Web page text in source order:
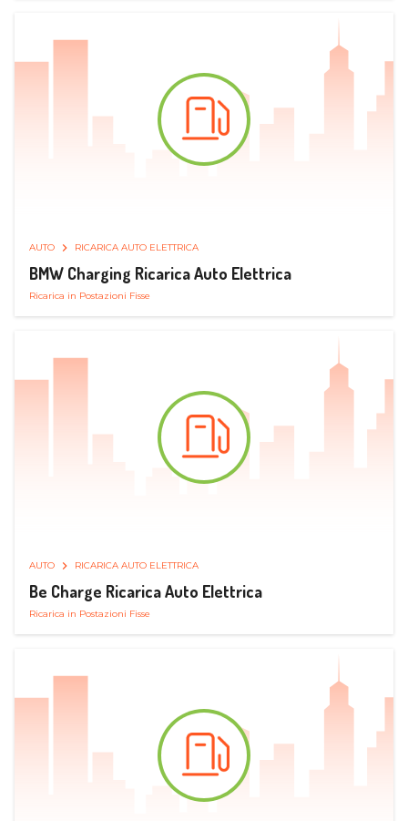
AUTO RICARICA AUTO ELETTRICA
BMW Charging Ricarica Auto Elettrica
Ricarica in Postazioni Fisse
AUTO RICARICA AUTO ELETTRICA
Be Charge Ricarica Auto Elettrica
Ricarica in Postazioni Fisse